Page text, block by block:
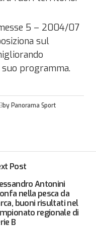
5 – 2004/07
sul
suo programma.
byPanorama Sport
Post
Antonini
nella pesca da
buoni risultati nel
regionale di
B